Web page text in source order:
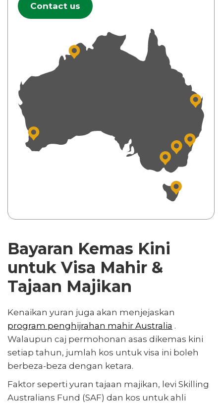
Contact us
Bayaran Kemas Kini
untuk Visa Mahir &
Tajaan Majikan
Kenaikan yuran juga akan menjejaskan
program penghijrahan mahir Australia .
Walaupun caj permohonan asas dikemas kini
setiap tahun, jumlah kos untuk visa ini boleh
berbeza-beza dengan ketara.
Faktor seperti yuran tajaan majikan, levi Skilling
Australians Fund (SAF) dan kos untuk ahli